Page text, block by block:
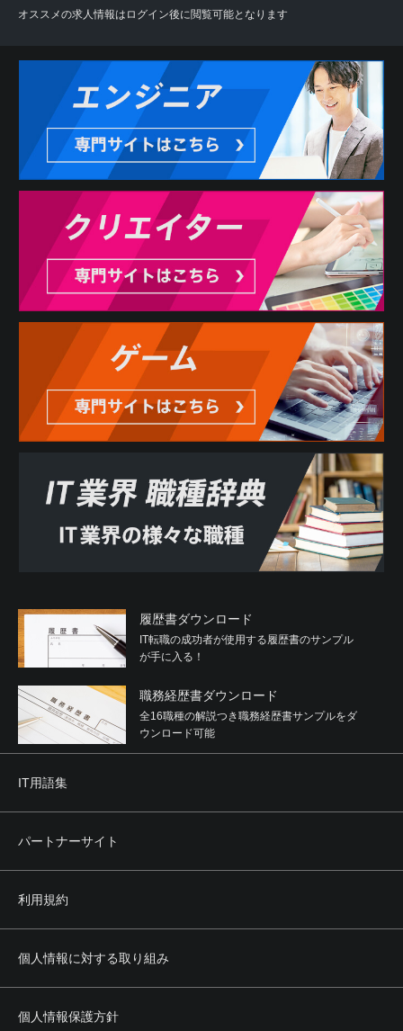
オススメの求人情報はログイン後に閲覧可能となります
履歴書ダウンロード
IT転職の成功者が使用する履歴書のサンプル
が手に入る！
職務経歴書ダウンロード
全16職種の解説つき職務経歴書サンプルをダ
ウンロード可能
IT用語集
パートナーサイト
利用規約
個人情報に対する取り組み
個人情報保護方針